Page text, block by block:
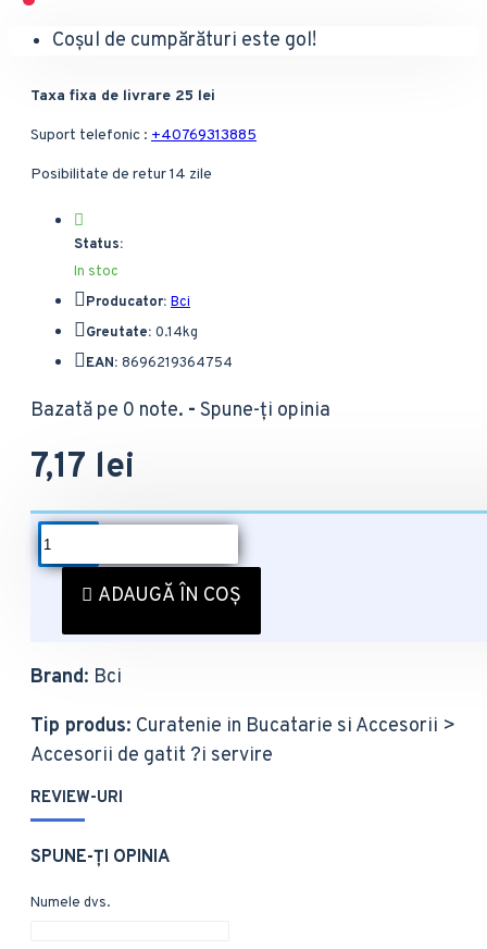
Coșul de cumpărături este gol!
Taxa fixa de livrare 25 lei
Suport telefonic : +40769313885
Posibilitate de retur 14 zile
Status:
In stoc
Producator: Bci
Greutate: 0.14kg
EAN: 8696219364754
Bazată pe 0 note. - Spune-ţi opinia
7,17 lei
ADAUGĂ ÎN COȘ
DESCRIERE
Suport Cofrag 10 Oua
EAN: 8696219364754
Brand: Bci
Tip produs: Curatenie in Bucatarie si Accesorii >
Accesorii de gatit ?i servire
REVIEW-URI
SPUNE-ŢI OPINIA
Numele dvs.